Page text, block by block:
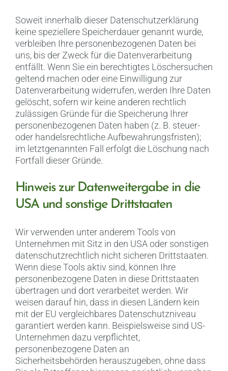
Soweit innerhalb dieser Datenschutzerklärung
keine speziellere Speicherdauer genannt wurde,
verbleiben Ihre personenbezogenen Daten bei
uns, bis der Zweck für die Datenverarbeitung
entfällt. Wenn Sie ein berechtigtes Löschersuchen
geltend machen oder eine Einwilligung zur
Datenverarbeitung widerrufen, werden Ihre Daten
gelöscht, sofern wir keine anderen rechtlich
zulässigen Gründe für die Speicherung Ihrer
personenbezogenen Daten haben (z. B. steuer-
oder handelsrechtliche Aufbewahrungsfristen);
im letztgenannten Fall erfolgt die Löschung nach
Fortfall dieser Gründe.
Hinweis zur Datenweitergabe in die
USA und sonstige Drittstaaten
Wir verwenden unter anderem Tools von
Unternehmen mit Sitz in den USA oder sonstigen
datenschutzrechtlich nicht sicheren Drittstaaten.
Wenn diese Tools aktiv sind, können Ihre
personenbezogene Daten in diese Drittstaaten
übertragen und dort verarbeitet werden. Wir
weisen darauf hin, dass in diesen Ländern kein
mit der EU vergleichbares Datenschutzniveau
garantiert werden kann. Beispielsweise sind US-
Unternehmen dazu verpflichtet,
personenbezogene Daten an
Sicherheitsbehörden herauszugeben, ohne dass